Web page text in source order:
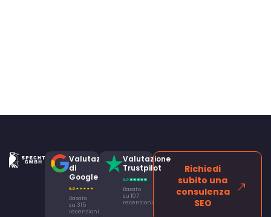
Valutazione
di
Google
Basato
su 315
recensioni
Valutazione
Trustpilot
Basato
su 107
recensioni
Richiedi
subito una
consulenza
SEO